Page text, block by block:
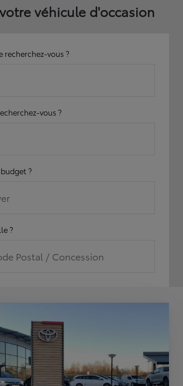
véhicule d'occasion
recherchez-vous ?
vous ?
?
?
Postal / Concession